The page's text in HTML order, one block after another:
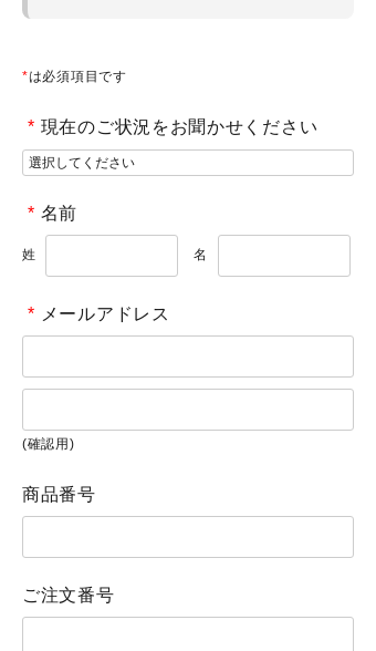
*は必須項目です
* 現在のご状況をお聞かせください
* 名前
姓 名
* メールアドレス
(確認用)
商品番号
ご注文番号